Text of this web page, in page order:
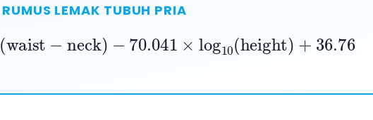
RUMUS LEMAK TUBUH PRIA
(waist neck) 70.041× log10 height)+ 36.76